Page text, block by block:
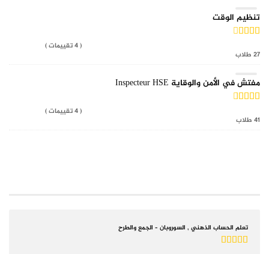
تنظيم الوقت
( 4 تقييمات )
27 طلاب
مفتش في الأمن والوقاية Inspecteur HSE
( 4 تقييمات )
41 طلاب
تعلم الحساب الذهني , السوروبان – الجمع والطرح